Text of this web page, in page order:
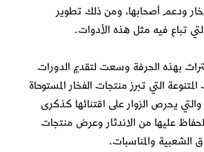
ودعم أصحابها، ومن ذلك تطوير
تباع فيه مثل هذه الأدوات.
بهذه الحرفة وسعت لتقديم الدورات
التي تبرز منتجات الفخار المستوحاة
يحرص الزوار على اقتنائها كذكرى
عليها من الاندثار وعرض منتجات
الشعبية والمناسبات.